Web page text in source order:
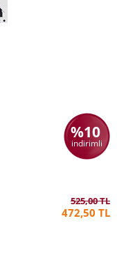
%10
indirimli
525,00 TL
472,50 TL